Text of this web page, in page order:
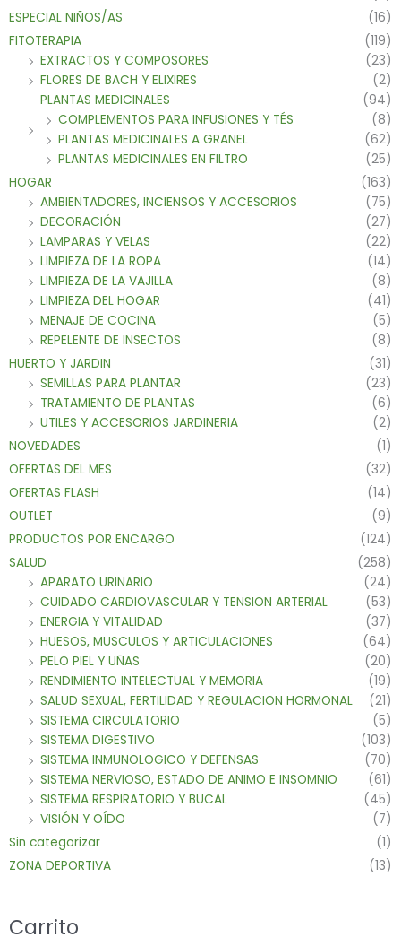
ESPECIAL NIÑOS/AS
(16)
FITOTERAPIA
(119)
EXTRACTOS Y COMPOSORES
(23)
FLORES DE BACH Y ELIXIRES
(2)
PLANTAS MEDICINALES
(94)
COMPLEMENTOS PARA INFUSIONES Y TÉS
(8)
PLANTAS MEDICINALES A GRANEL
(62)
PLANTAS MEDICINALES EN FILTRO
(25)
HOGAR
(163)
AMBIENTADORES, INCIENSOS Y ACCESORIOS
(75)
DECORACIÓN
(27)
LAMPARAS Y VELAS
(22)
LIMPIEZA DE LA ROPA
(14)
LIMPIEZA DE LA VAJILLA
(8)
LIMPIEZA DEL HOGAR
(41)
MENAJE DE COCINA
(5)
REPELENTE DE INSECTOS
(8)
HUERTO Y JARDIN
(31)
SEMILLAS PARA PLANTAR
(23)
TRATAMIENTO DE PLANTAS
(6)
UTILES Y ACCESORIOS JARDINERIA
(2)
NOVEDADES
(1)
OFERTAS DEL MES
(32)
OFERTAS FLASH
(14)
OUTLET
(9)
PRODUCTOS POR ENCARGO
(124)
SALUD
(258)
APARATO URINARIO
(24)
CUIDADO CARDIOVASCULAR Y TENSION ARTERIAL
(53)
ENERGIA Y VITALIDAD
(37)
HUESOS, MUSCULOS Y ARTICULACIONES
(64)
PELO PIEL Y UÑAS
(20)
RENDIMIENTO INTELECTUAL Y MEMORIA
(19)
SALUD SEXUAL, FERTILIDAD Y REGULACION HORMONAL
(21)
SISTEMA CIRCULATORIO
(5)
SISTEMA DIGESTIVO
(103)
SISTEMA INMUNOLOGICO Y DEFENSAS
(70)
SISTEMA NERVIOSO, ESTADO DE ANIMO E INSOMNIO
(61)
SISTEMA RESPIRATORIO Y BUCAL
(45)
VISIÓN Y OÍDO
(7)
Sin categorizar
(1)
ZONA DEPORTIVA
(13)
Carrito